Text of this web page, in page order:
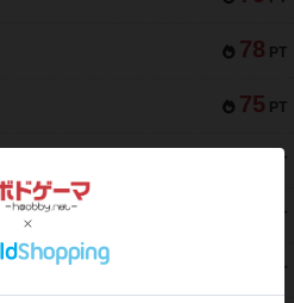
78 PT
75 PT
PT
PT
PT